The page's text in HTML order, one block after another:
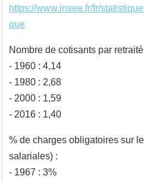
https://www.insee.fr/fr/
que
Nombre de cotisants par retraité
‑ 1960 : 4,14
- 1980 : 2,68
- 2000 : 1,59
- 2016 : 1,40
% de charges obligatoires sur
salariales) :
‑ 1967 : 3%